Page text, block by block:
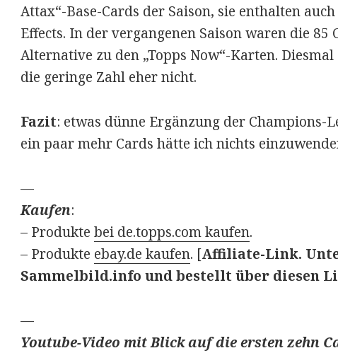
Attax“-Base-Cards der Saison, sie enthalten
Effects. In der vergangenen Saison waren die 85
Alternative zu den „Topps Now“-Karten.
die geringe Zahl eher nicht.
Fazit: etwas dünne Ergänzung der Champions-
ein paar mehr Cards hätte ich nichts
—
Kaufen:
– Produktebei de.topps.com kaufen.
– Produkte ebay.de kaufen. [Affiliate-Link.
Sammelbild.info und bestellt über diesen
—
Youtube-Video mit Blick auf die ersten zehn